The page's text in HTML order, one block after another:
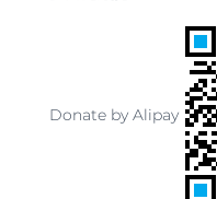
Donate by Alipay